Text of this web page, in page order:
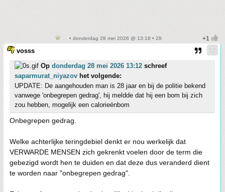
• donderdag 28 mei 2026 @ 13:18 • 28
vosss
Op donderdag 28 mei 2026 13:12 schreef
saparmurat_niyazov het volgende:
UPDATE: De aangehouden man is 28 jaar en bij de politie bekend
vanwege 'onbegrepen gedrag', hij meldde dat hij een bom bij zich
zou hebben, mogelijk een calorieënbom
Onbegrepen gedrag.
Welke achterlijke teringdebiel denkt er nou werkelijk dat
VERWARDE MENSEN zich gekrenkt voelen door de term die
gebezigd wordt hen te duiden en dat deze dus veranderd dient
te worden naar "onbegrepen gedrag".